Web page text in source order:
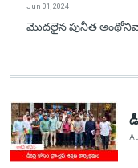
Jun 01, 2024
మొదలైన పునీత